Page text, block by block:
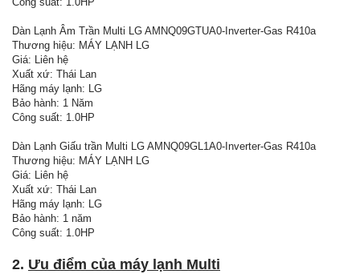
Dàn Lạnh Âm Trần Multi LG AMNQ09GTUA0-Inverter-Gas R410a
Thương hiệu: MÁY LẠNH LG
Giá: Liên hệ
Xuất xứ: Thái Lan
Hãng máy lạnh: LG
Bảo hành: 1 Năm
Công suất: 1.0HP
Dàn Lạnh Giấu trần Multi LG AMNQ09GL1A0-Inverter-Gas R410a
Thương hiệu: MÁY LẠNH LG
Giá: Liên hệ
Xuất xứ: Thái Lan
Hãng máy lạnh: LG
Bảo hành: 1 năm
Công suất: 1.0HP
2. Ưu điểm của máy lạnh Multi